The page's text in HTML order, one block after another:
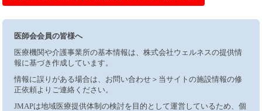
医師会会員の皆様へ
医療機関や介護事業所の基本情報は、株式会社ウェルネスの提供情
報に基づき作成しています。
情報に誤りがある場合は、お問い合わせ＞当サイトの施設情報の修
正依頼よりご連絡ください。
JMAPは地域医療提供体制の検討を目的として運営しているため、個